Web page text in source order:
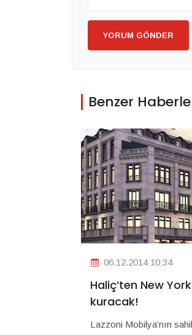
YORUM GÖNDER
Benzer
06.12.2014 10:34
Haliç’ten New
kuracak!
Lazzoni Mobilya’nın